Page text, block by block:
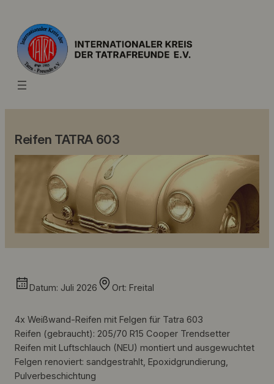
Reifen TATRA 603
Datum: Juli 2026 Ort: Freital
4x Weißwand-Reifen mit Felgen für Tatra 603
Reifen (gebraucht): 205/70 R15 Cooper Trendsetter
Reifen mit Luftschlauch (NEU) montiert und ausgewuchtet
Felgen renoviert: sandgestrahlt, Epoxidgrundierung,
Pulverbeschichtung